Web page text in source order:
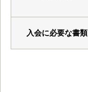
入会に必要な書類